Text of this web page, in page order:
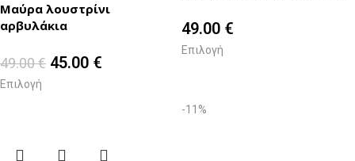
Μαύρα λουστρίνι
αρβυλάκια
49.00€ 45.00 €
Επιλογή
49.00 €
Επιλογή
-11%